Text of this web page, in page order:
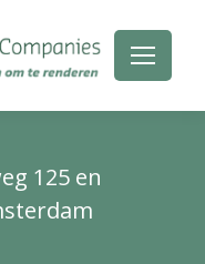
125 en